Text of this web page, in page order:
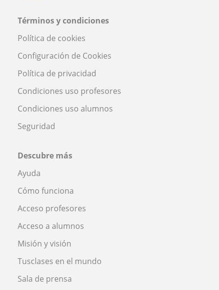
Términos y condiciones
Política de cookies
Configuración de Cookies
Política de privacidad
Condiciones uso profesores
Condiciones uso alumnos
Seguridad
Descubre más
Ayuda
Cómo funciona
Acceso profesores
Acceso a alumnos
Misión y visión
Tusclases en el mundo
Sala de prensa